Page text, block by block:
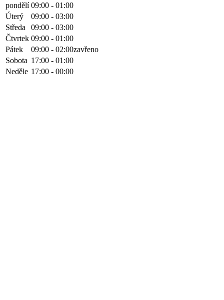
pondělí 09:00 - 01:00
Úterý
09:00 - 03:00
Středa
09:00 - 03:00
Čtvrtek 09:00 - 01:00
Pátek
09:00 - 02:00zavřeno
Sobota 17:00 - 01:00
Neděle 17:00 - 00:00